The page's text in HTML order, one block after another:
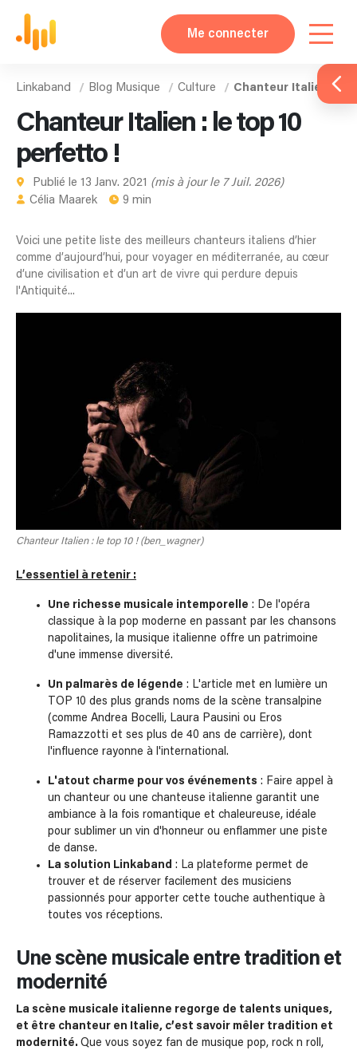
Me connecter
Linkaband Blog Musique Culture Chanteur Italien
Chanteur Italien : le top 10
perfetto !
Publié le 13 Janv. 2021 (mis à jour le 7 Juil. 2026)
Célia Maarek
9 min
Voici une petite liste des meilleurs chanteurs italiens d’hier
comme d’aujourd’hui, pour voyager en méditerranée, au cœur
d’une civilisation et d’un art de vivre qui perdure depuis
l'Antiquité...
Chanteur Italien : le top 10 ! (ben_wagner)
L’essentiel à retenir :
Une richesse musicale intemporelle : De l'opéra
classique à la pop moderne en passant par les chansons
napolitaines, la musique italienne offre un patrimoine
d'une immense diversité.
Un palmarès de légende : L'article met en lumière un
TOP 10 des plus grands noms de la scène transalpine
(comme Andrea Bocelli, Laura Pausini ou Eros
Ramazzotti et ses plus de 40 ans de carrière), dont
l'influence rayonne à l'international.
L'atout charme pour vos événements : Faire appel à
un chanteur ou une chanteuse italienne garantit une
ambiance à la fois romantique et chaleureuse, idéale
pour sublimer un vin d'honneur ou enflammer une piste
de danse.
La solution Linkaband : La plateforme permet de
trouver et de réserver facilement des musiciens
passionnés pour apporter cette touche authentique à
toutes vos réceptions.
Une scène musicale entre tradition et
modernité
La scène musicale italienne regorge de talents uniques,
et être chanteur en Italie, c’est savoir mêler tradition et
modernité. Que vous soyez fan de musique pop, rock n roll,